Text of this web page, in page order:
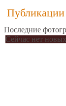
Публикации
Последние
Сейчас нет